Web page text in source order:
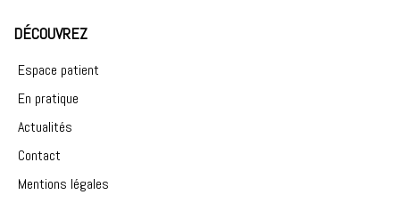
DÉCOUVREZ
Espace patient
En pratique
Actualités
Contact
Mentions légales